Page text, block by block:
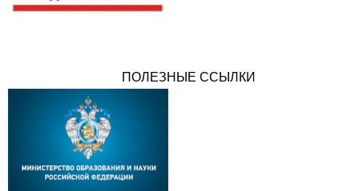
ПОЛЕЗНЫЕ ССЫЛКИ